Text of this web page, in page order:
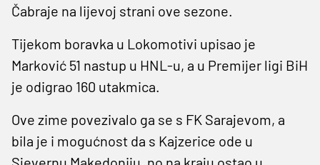
Čabraje na lijevoj strani ove sezone.
Tijekom boravka u Lokomotivi upisao je
Marković 51 nastup u HNL-u, a u Premijer ligi BiH
je odigrao 160 utakmica.
Ove zime povezivalo ga se s FK Sarajevom, a
bila je i mogućnost da s Kajzerice ode u